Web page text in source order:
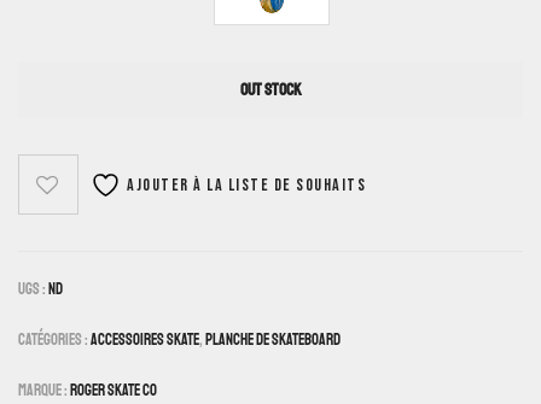
OUT STOCK
Ajouter à la liste de souhaits
UGS : ND
Catégories :Accessoires Skate, Planche De Skateboard
Marque : Roger Skate Co